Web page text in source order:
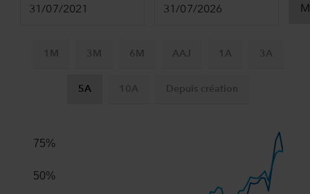
1M 3M 6M AAJ 1A 3A
5A 10A Depuis création
The chart has 2 X axes displaying Time, and navigator-x-
The chart has 2 Y axes displaying values, and navigator-
50%
75%